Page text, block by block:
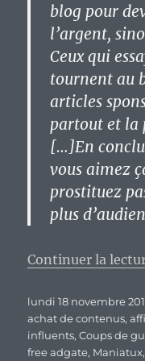
blog pour
l’argent,
Ceux qui
tournent au
articles
partout et la
[…]En
vous aimez
prostituez
plus
Continuer la
Publié
le
lundi 18 novembre
achat de contenus,
influents,Coups de
free adgate, Maniatux,